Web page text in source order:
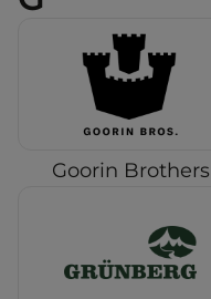
Goorin Brothers